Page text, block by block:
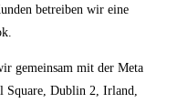
betreiben wir eine
gemeinsam mit der Meta
Square, Dublin 2, Irland,